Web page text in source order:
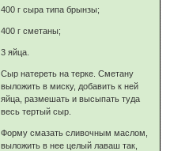
400 г сыра типа брынзы;
400 г сметаны;
3 яйца.
Сыр натереть на терке. Сметану
выложить в миску, добавить к ней
яйца, размешать и высыпать туда
весь тертый сыр.
Форму смазать сливочным маслом,
выложить в нее целый лаваш так,